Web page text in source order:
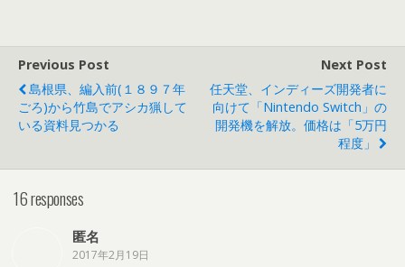
Previous Post
島根県、編入前(１８９７年
ごろ)から竹島でアシカ猟して
いる資料見つかる
Next Post
任天堂、インディーズ開発者に
向けて「Nintendo Switch」の
開発機を解放。価格は「5万円
程度」
16 responses
匿名
2017年2月19日